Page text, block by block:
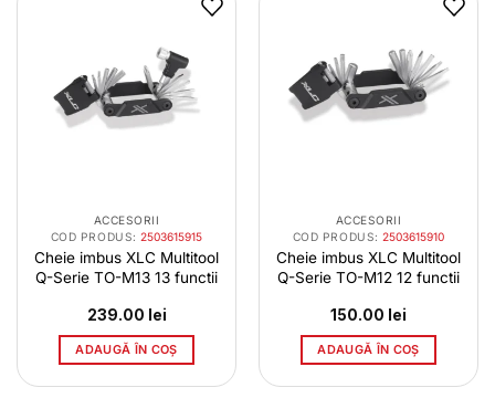
ACCESORII
COD PRODUS:2503615915
Cheie imbus XLC Multitool
Q-Serie TO-M13 13 functii
239.00 lei
ADAUGĂ ÎN COȘ
ACCESORII
COD PRODUS:2503615910
Cheie imbus XLC Multitool
Q-Serie TO-M12 12 functii
150.00 lei
ADAUGĂ ÎN COȘ